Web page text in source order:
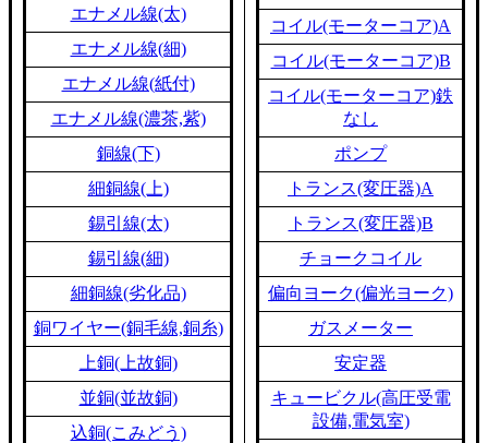
エナメル線(太)
エナメル線(細)
エナメル線(紙付)
エナメル線(濃茶,紫)
銅線(下)
細銅線(上)
錫引線(太)
錫引線(細)
細銅線(劣化品)
銅ワイヤー(銅毛線,銅糸)
上銅(上故銅)
並銅(並故銅)
込銅(こみどう)
コイル(モーターコア)A
コイル(モーターコア)B
コイル(モーターコア)鉄
なし
ポンプ
トランス(変圧器)A
トランス(変圧器)B
チョークコイル
偏向ヨーク(偏光ヨーク)
ガスメーター
安定器
キュービクル(高圧受電
設備,電気室)